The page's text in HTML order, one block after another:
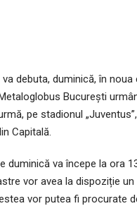
debuta, duminică, în noua
București
pe stadionul
Capitală.
duminică va începe la ora
vor avea la dispoziție un
vor putea fi procurate